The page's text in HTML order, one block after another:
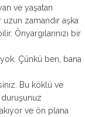
ve yaşatan
uzun zamandır aşka
Önyargılarınızı bir
Çünkü ben, bana
Bu köklü ve
ve ön plana